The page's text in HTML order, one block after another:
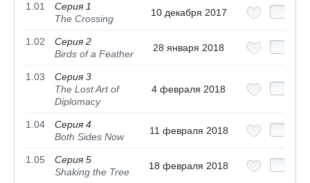
1.01
Серия 1
The Crossing
10 декабря 2017
1.02
Серия 2
Birds of a Feather
28 января 2018
1.03
Серия 3
The Lost Art of
Diplomacy
4 февраля 2018
1.04
Серия 4
Both Sides Now
11 февраля 2018
1.05
Серия 5
Shaking the Tree
18 февраля 2018